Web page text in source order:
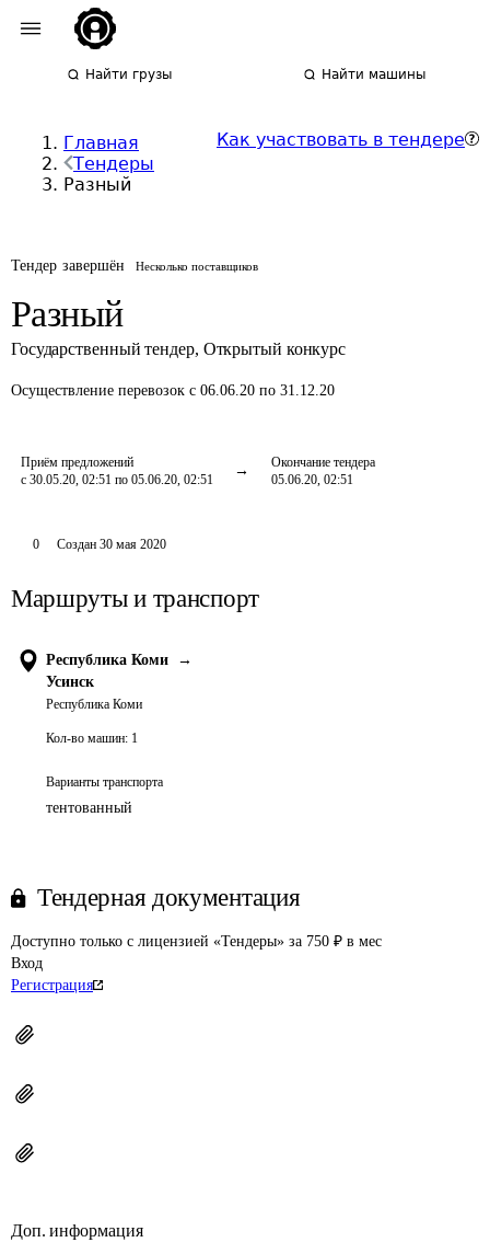
Найти грузы Найти машины
Главная
Тендеры
Разный
Как участвовать в тендере
Тендер завершён Несколько поставщиков
Разный
Государственный тендер, Открытый конкурс
Осуществление перевозок с 06.06.20 по 31.12.20
Приём предложений
с 30.05.20, 02:51 по 05.06.20, 02:51
Окончание тендера
05.06.20, 02:51
0 Создан 30 мая 2020
Маршруты и транспорт
Республика Коми
→
Усинск
Республика Коми
Кол-во машин: 1
Варианты транспорта
тентованный
Тендерная документация
Доступно только с лицензией «Тендеры» за 750 ₽ в мес
Вход
Регистрация
Доп. информация